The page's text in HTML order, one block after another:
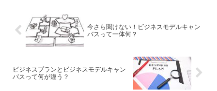
今さら聞けない！ビジネスモデルキャン
バスって一体何？
ビジネスプランとビジネスモデルキャン
バスって何が違う？